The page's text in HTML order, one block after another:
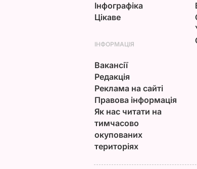
Інфографіка
Цікаве
ІНФОРМАЦІЯ
Вакансії
Редакція
Реклама на сайті
Правова інформація
Як нас читати на
тимчасово
окупованих
територіях